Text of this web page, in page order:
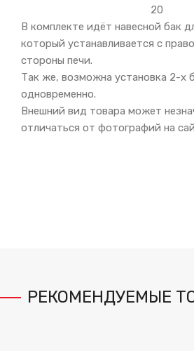
20
В комплекте идёт навесной бак
который устанавливается с
стороны печи.
Так же, возможна установка 2-х
одновременно.
Внешний вид товара может
отличаться от фотографий на
РЕКОМЕНДУЕМЫЕ